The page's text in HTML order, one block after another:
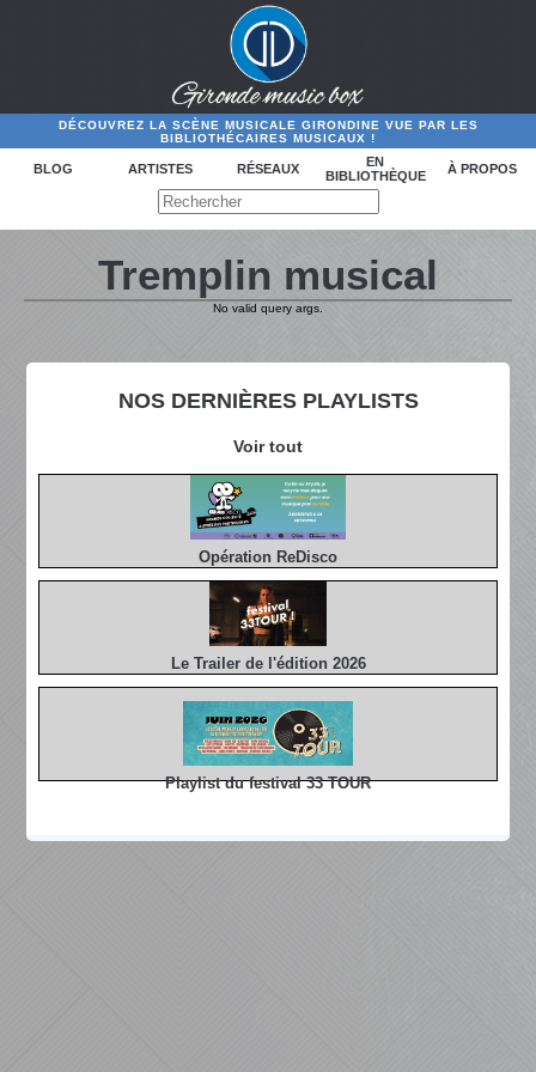
DÉCOUVREZ LA SCÈNE MUSICALE GIRONDINE VUE PAR LES
BIBLIOTHÉCAIRES MUSICAUX !
BLOG ARTISTES RÉSEAUX
EN
BIBLIOTHÈQUE
À PROPOS
NOS DERNIÈRES PLAYLISTS
Voir tout
Opération ReDisco
Le Trailer de l'édition 2026
Playlist du festival 33 TOUR
Tremplin musical
No valid query args.